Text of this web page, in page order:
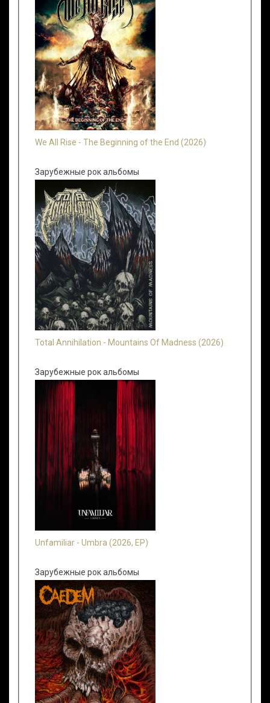
We All Rise - The Beginning of the End (2026)
Зарубежные рок альбомы
Total Annihilation - Mountains Of Madness (2026)
Зарубежные рок альбомы
Unfamiliar - Umbra (2026, EP)
Зарубежные рок альбомы